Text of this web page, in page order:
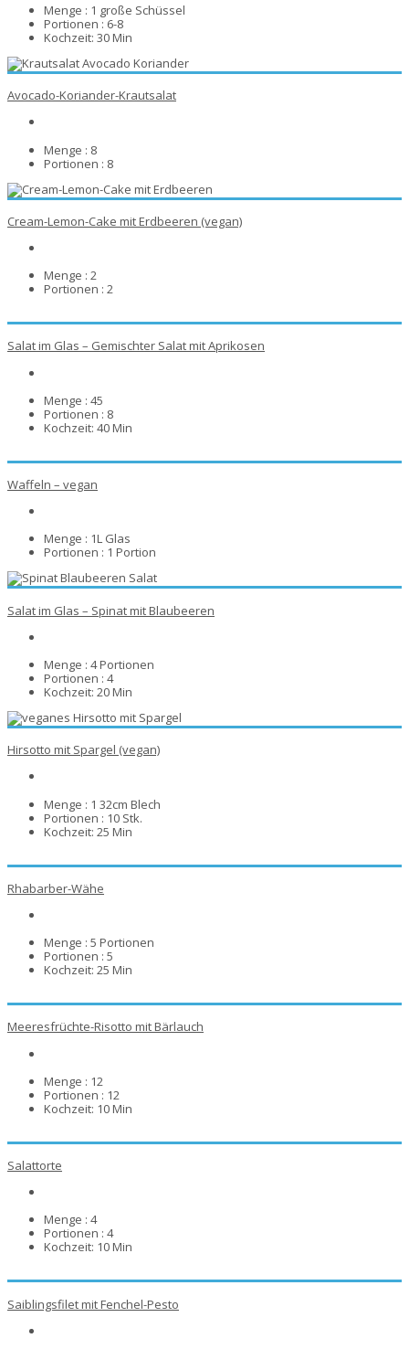
Menge : 1 große Schüssel
Portionen : 6-8
Kochzeit: 30 Min
Avocado-Koriander-Krautsalat
Menge : 8
Portionen : 8
Cream-Lemon-Cake mit Erdbeeren (vegan)
Menge : 2
Portionen : 2
Salat im Glas – Gemischter Salat mit Aprikosen
Menge : 45
Portionen : 8
Kochzeit: 40 Min
Waffeln – vegan
Menge : 1L Glas
Portionen : 1 Portion
Salat im Glas – Spinat mit Blaubeeren
Menge : 4 Portionen
Portionen : 4
Kochzeit: 20 Min
Hirsotto mit Spargel (vegan)
Menge : 1 32cm Blech
Portionen : 10 Stk.
Kochzeit: 25 Min
Rhabarber-Wähe
Menge : 5 Portionen
Portionen : 5
Kochzeit: 25 Min
Meeresfrüchte-Risotto mit Bärlauch
Menge : 12
Portionen : 12
Kochzeit: 10 Min
Salattorte
Menge : 4
Portionen : 4
Kochzeit: 10 Min
Saiblingsfilet mit Fenchel-Pesto